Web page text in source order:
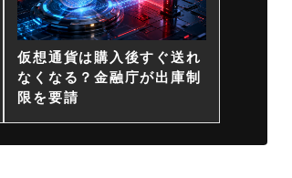
仮想通貨は購入後すぐ送れ
なくなる？金融庁が出庫制
限を要請